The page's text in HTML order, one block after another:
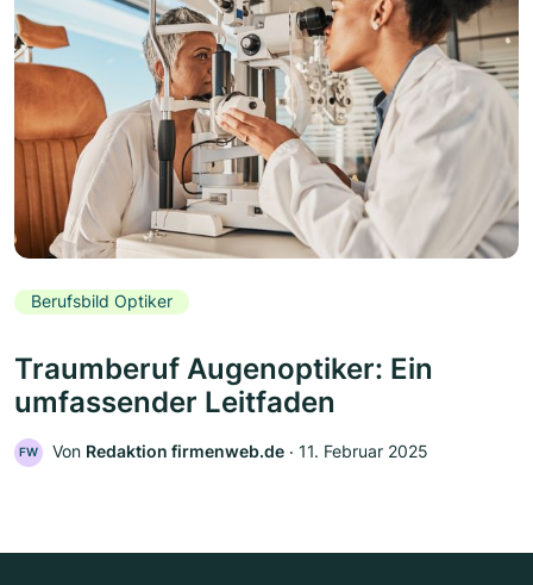
Berufsbild Optiker
Traumberuf Augenoptiker: Ein
umfassender Leitfaden
FW Von Redaktion firmenweb.de ‧ 11. Februar 2025